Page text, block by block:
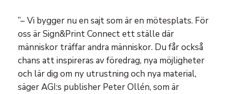
”– Vi bygger nu en sajt som är en mötesplats. För
oss är Sign&Print Connect ett ställe där
människor träffar andra människor. Du får också
chans att inspireras av föredrag, nya möjligheter
och lär dig om ny utrustning och nya material,
säger AGI:s publisher Peter Ollén, som är